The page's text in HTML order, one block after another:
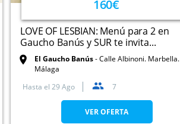
160€
LOVE OF LESBIAN: Menú para 2 en
Gaucho Banús y SUR te invita...
El Gaucho Banús Calle Albinoni. Marbella.
Málaga
Hasta el 29 Ago 7
VER OFERTA